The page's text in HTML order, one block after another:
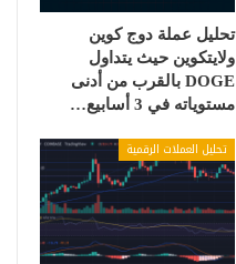
تحليل عملة دوج كوين
ولايتكوين حيث يتداول
DOGE بالقرب من أدنى
مستوياته في 3 أسابيع…
تحليل العملات الرقمية